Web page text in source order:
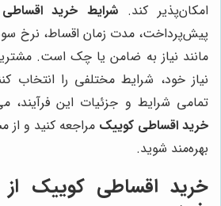
امکان‌پذیر کند. شرایط خرید
پیش‌پرداخت، مدت زمان اقساط، نرخ
مانند نیاز به ضامن یا چک است.
نیاز خود، شرایط مختلفی را انتخاب
تمامی شرایط و جزئیات این فرآیند،
خرید اقساطی کوییک مراجعه کنید و از
بهره‌مند شوید.
خرید اقساطی کوییک از